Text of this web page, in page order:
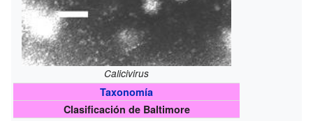
Calicivirus
Taxonomía
Clasificación de Baltimore